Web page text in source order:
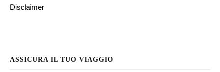
Disclaimer
ASSICURA IL TUO VIAGGIO